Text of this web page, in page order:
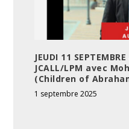
JEUDI 11
JCALL/LPM avec
(Children of
1 septembre 2025